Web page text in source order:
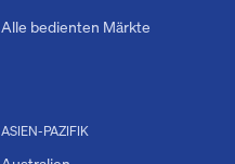
Alle bedienten Märkte
ASIEN-PAZIFIK